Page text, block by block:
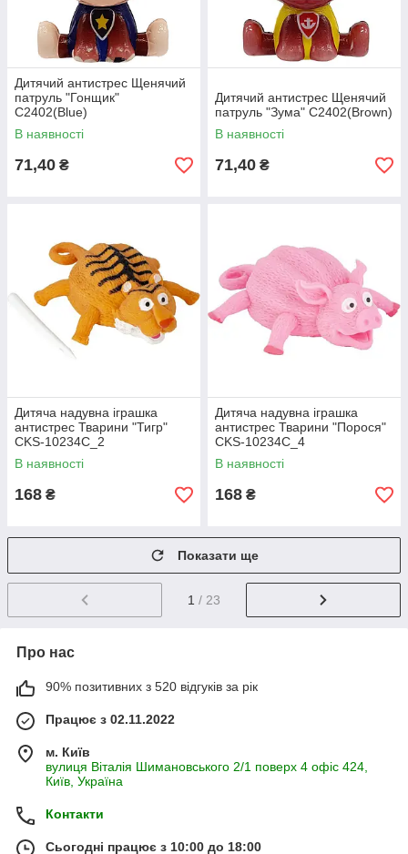
Дитячий антистрес Щенячий
патруль "Гонщик"
C2402(Blue)
В наявності
71,40 ₴
Дитячий антистрес Щенячий
патруль "Зума" C2402(Brown)
В наявності
71,40 ₴
Дитяча надувна іграшка
антистрес Тварини "Тигр"
CKS-10234C_2
В наявності
168 ₴
Дитяча надувна іграшка
антистрес Тварини "Порося"
CKS-10234C_4
В наявності
168 ₴
Показати ще
1 / 23
Про нас
90% позитивних з 520 відгуків за рік
Працює з 02.11.2022
м. Київ
вулиця Віталія Шимановського 2/1 поверх 4 офіс 424,
Київ, Україна
Контакти
Сьогодні працює з 10:00 до 18:00